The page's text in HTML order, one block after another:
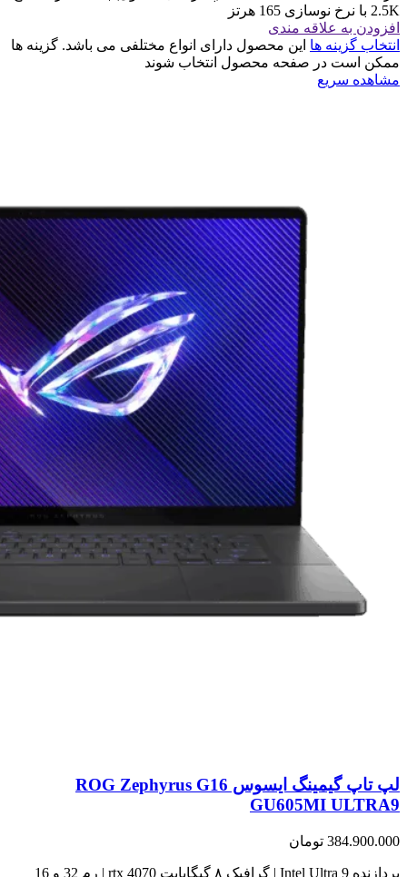
2.5K با نرخ نوسازی 165 هرتز
افزودن به علاقه مندی
انتخاب گزینه ها این محصول دارای انواع مختلفی می باشد. گزینه ها
ممکن است در صفحه محصول انتخاب شوند
مشاهده سریع
لپ تاپ گیمینگ ایسوس ROG Zephyrus G16
GU605MI ULTRA9
384.900.000 تومان
پردازنده Intel Ultra 9 | گرافیک ۸ گیگابایت rtx 4070 | رم 32 و 16